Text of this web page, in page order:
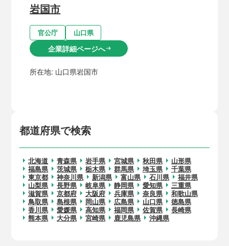
都道府県で検索
北海道 青森県 岩手県 宮城県 秋田県
山形県
福島県
茨城県 栃木県 群馬県 埼玉県
千葉県
東京都
神奈川県 新潟県 富山県 石川県
福井県
山梨県
長野県 岐阜県 静岡県 愛知県
三重県
滋賀県
京都府 大阪府 兵庫県 奈良県
和歌山県
鳥取県
島根県 岡山県 広島県 山口県
徳島県
香川県
愛媛県 高知県 福岡県 佐賀県
長崎県
熊本県
大分県 宮崎県 鹿児島県 沖縄県
岩国市
官公庁 山口県
企業詳細ページへarrow_right_alt
所在地: 山口県岩国市